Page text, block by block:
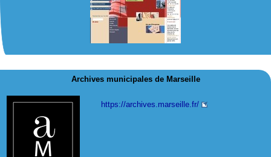
Archives municipales de Marseille
https://archives.marseille.fr/